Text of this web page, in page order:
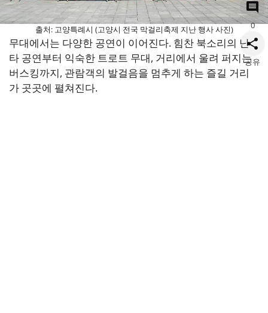
출처: 고양특례시 (고양시 전국 막걸리축제 지난 행사 사진)
무대에서는 다양한 공연이 이어진다. 힘찬 북소리의 난
타 공연부터 익숙한 트로트 무대, 거리에서 울려 퍼지는
버스킹까지, 관람객의 발걸음을 멈추게 하는 즐길 거리
가 곳곳에 펼쳐진다.
0
공유